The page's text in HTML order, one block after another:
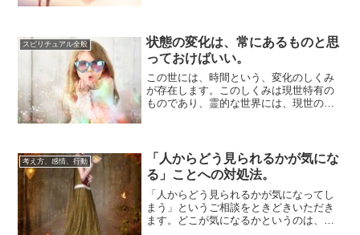
スピリチュアル全般
状態の変化は、常にあるものと思
っておけばいい。
この世には、時間という、変化のしくみ
が存在します。このしくみは現世特有の
ものであり、霊的な世界には、現世のよ
考え方、感情、行動
「人からどう見られるかが気にな
る」ことへの対処法。
「人からどう見られるかが気になってし
まう」というご相談をときどきいただき
ます。どこが気になるかというのは、そ